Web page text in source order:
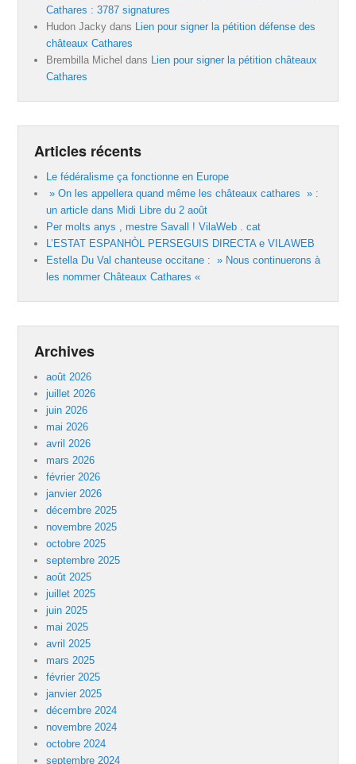
Cathares : 3787 signatures
Hudon Jacky dans Lien pour signer la pétition défense des
châteaux Cathares
Brembilla Michel dans Lien pour signer la pétition châteaux
Cathares
Articles récents
Le fédéralisme ça fonctionne en Europe
» On les appellera quand même les châteaux cathares » :
un article dans Midi Libre du 2 août
Per molts anys , mestre Savall ! VilaWeb . cat
L’ESTAT ESPANHÒL PERSEGUIS DIRECTA e VILAWEB
Estella Du Val chanteuse occitane : » Nous continuerons à
les nommer Châteaux Cathares «
Archives
août 2026
juillet 2026
juin 2026
mai 2026
avril 2026
mars 2026
février 2026
janvier 2026
décembre 2025
novembre 2025
octobre 2025
septembre 2025
août 2025
juillet 2025
juin 2025
mai 2025
avril 2025
mars 2025
février 2025
janvier 2025
décembre 2024
novembre 2024
octobre 2024
septembre 2024